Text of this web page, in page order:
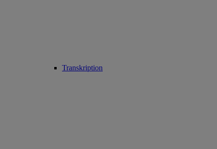
Transkription